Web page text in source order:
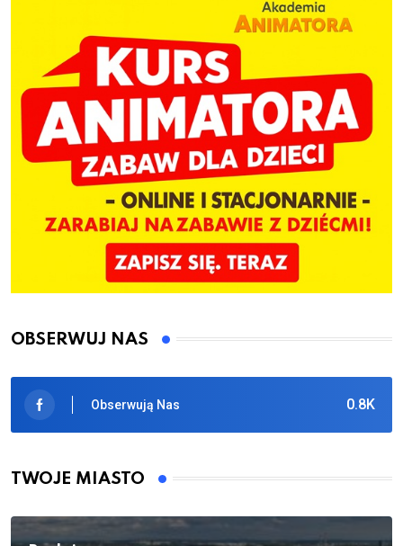
OBSERWUJ NAS
0.8K
Obserwują Nas
TWOJE MIASTO